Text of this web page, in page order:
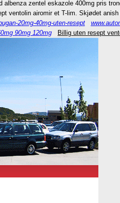
zentel eskazole 400mg pris
ventolin airomir et T-lim. Skjødet anish
20mg-40mg-uten-resept
90mg 120mg Billig uten resept